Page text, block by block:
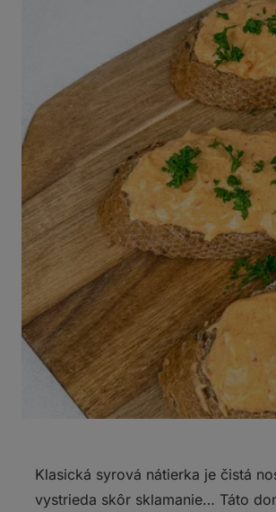
Klasická syrová nátierka je čistá
vystrieda skôr sklamanie… Táto